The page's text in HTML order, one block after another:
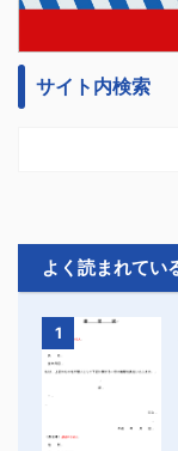
サイト内検索
よく読まれてい
1